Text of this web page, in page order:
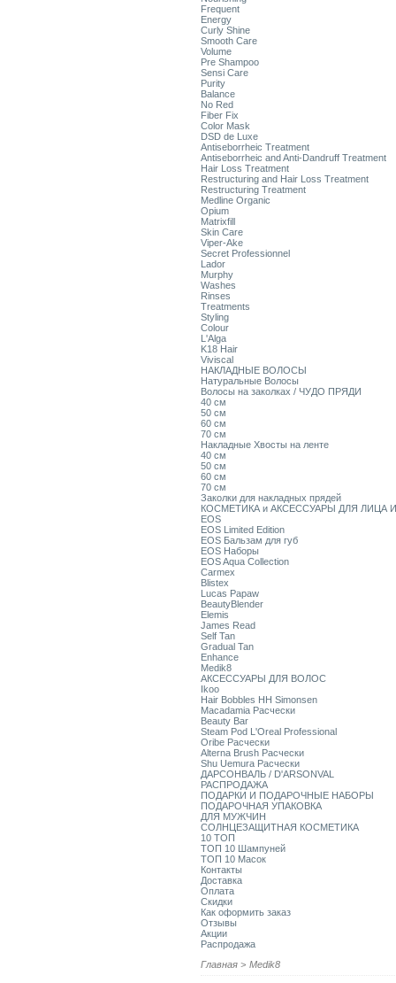
Frequent
Energy
Curly Shine
Smooth Care
Volume
Pre Shampoo
Sensi Care
Purity
Balance
No Red
Fiber Fix
Color Mask
DSD de Luxe
Antiseborrheic Treatment
Antiseborrheic and Anti-Dandruff Treatment
Hair Loss Treatment
Restructuring and Hair Loss Treatment
Restructuring Treatment
Medline Organic
Opium
Matrixfill
Skin Care
Viper-Ake
Secret Professionnel
Lador
Murphy
Washes
Rinses
Treatments
Styling
Colour
L'Alga
K18 Hair
Viviscal
НАКЛАДНЫЕ ВОЛОСЫ
Натуральные Волосы
Волосы на заколках / ЧУДО ПРЯДИ
40 см
50 см
60 см
70 см
Накладные Хвосты на ленте
40 см
50 см
60 см
70 см
Заколки для накладных прядей
КОСМЕТИКА и АКСЕССУАРЫ ДЛЯ ЛИЦА
EOS
EOS Limited Edition
EOS Бальзам для губ
EOS Наборы
EOS Aqua Collection
Carmex
Blistex
Lucas Papaw
BeautyBlender
Elemis
James Read
Self Tan
Gradual Tan
Enhance
Medik8
АКСЕССУАРЫ ДЛЯ ВОЛОС
Ikoo
Hair Bobbles HH Simonsen
Macadamia Расчески
Beauty Bar
Steam Pod L'Oreal Professional
Oribe Расчески
Alterna Brush Расчески
Shu Uemura Расчески
ДАРСОНВАЛЬ / D'ARSONVAL
РАСПРОДАЖА
ПОДАРКИ И ПОДАРОЧНЫЕ НАБОРЫ
ПОДАРОЧНАЯ УПАКОВКА
ДЛЯ МУЖЧИН
СОЛНЦЕЗАЩИТНАЯ КОСМЕТИКА
10 ТОП
ТОП 10 Шампуней
ТОП 10 Масок
Контакты
Доставка
Оплата
Скидки
Как оформить заказ
Отзывы
Акции
Распродажа
Главная > Medik8